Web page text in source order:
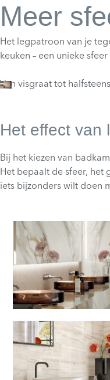
Meer
Het legpatroon van je
keuken – een unieke
Van visgraat tot
Het effect van
Bij het kiezen van
Het bepaalt de sfeer, het
iets bijzonders wilt doen